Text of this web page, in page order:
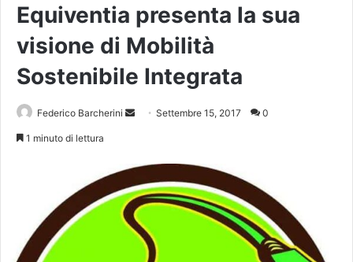
Equiventia presenta la sua
visione di Mobilità
Sostenibile Integrata
Federico Barcherini
Invia Settembre 15, 2017 0
1 minuto di lettura